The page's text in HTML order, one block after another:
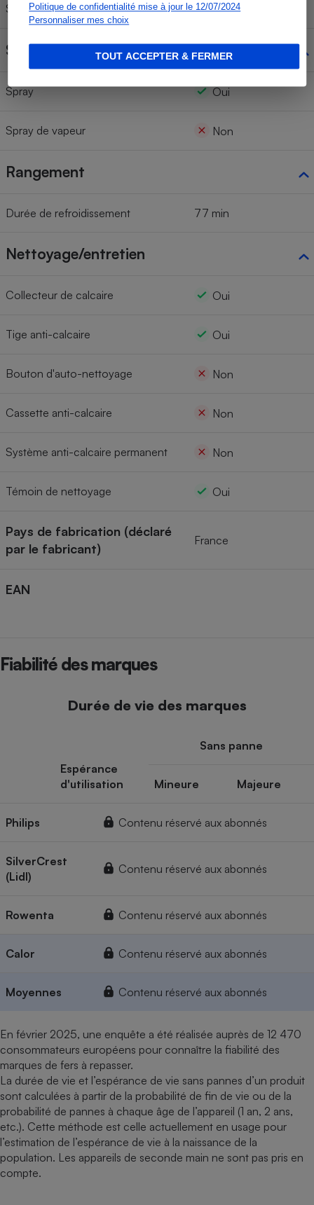
Politique de confidentialité mise à jour le 12/07/2024
Personnaliser mes choix
TOUT ACCEPTER & FERMER
Système anti-gouttes Oui
Sprays
Spray Oui
Spray de vapeur Non
Rangement
Durée de refroidissement 77 min
Nettoyage/entretien
Collecteur de calcaire Oui
Tige anti-calcaire Oui
Bouton d'auto-nettoyage Non
Cassette anti-calcaire Non
Système anti-calcaire permanent Non
Témoin de nettoyage Oui
Pays de fabrication (déclaré
par le fabricant)
France
EAN
Fiabilité des marques
Durée de vie des marques
Espérance
d'utilisation
Sans panne
Mineure Majeure
Philips Contenu réservé aux abonnés
SilverCrest
(Lidl)
Contenu réservé aux abonnés
Rowenta Contenu réservé aux abonnés
Calor Contenu réservé aux abonnés
Moyennes Contenu réservé aux abonnés
En février 2025, une enquête a été réalisée auprès de 12 470
consommateurs européens pour connaître la fiabilité des
marques de fers à repasser.
La durée de vie et l’espérance de vie sans pannes d’un produit
sont calculées à partir de la probabilité de fin de vie ou de la
probabilité de pannes à chaque âge de l’appareil (1 an, 2 ans,
etc.). Cette méthode est celle actuellement en usage pour
l’estimation de l’espérance de vie à la naissance de la
population. Les appareils de seconde main ne sont pas pris en
compte.